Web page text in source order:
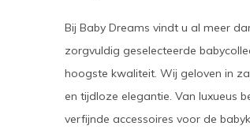
Bij Baby Dreams vindt u al meer
zorgvuldig geselecteerde
hoogste kwaliteit. Wij geloven in
en tijdloze elegantie. Van luxueus
verfijnde accessoires voor de